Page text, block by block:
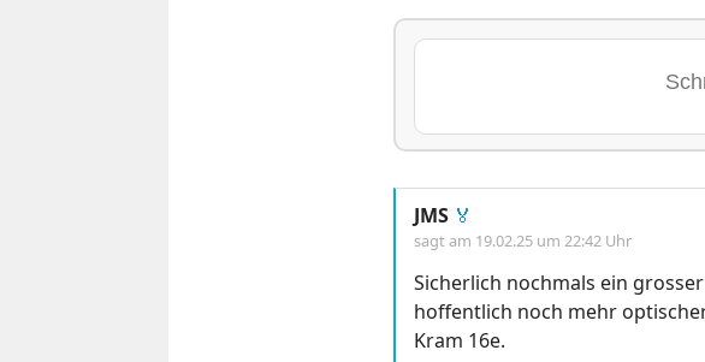
JMS 🏅
sagt am 19.02.25 um 22:42 Uhr
Sicherlich nochmals ein
hoffentlich noch mehr
Kram 16e.